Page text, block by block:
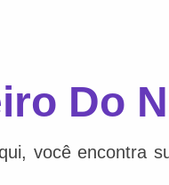
Do
você encontra